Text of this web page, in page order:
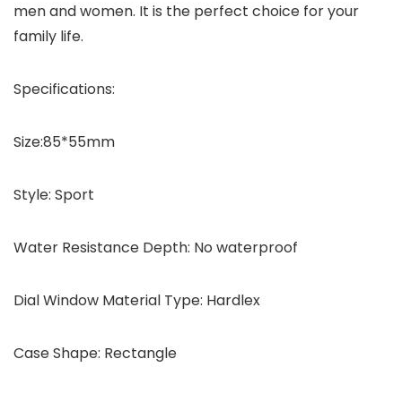
men and women. It is the perfect choice for your
family life.
Specifications:
Size:85*55mm
Style: Sport
Water Resistance Depth: No waterproof
Dial Window Material Type: Hardlex
Case Shape: Rectangle